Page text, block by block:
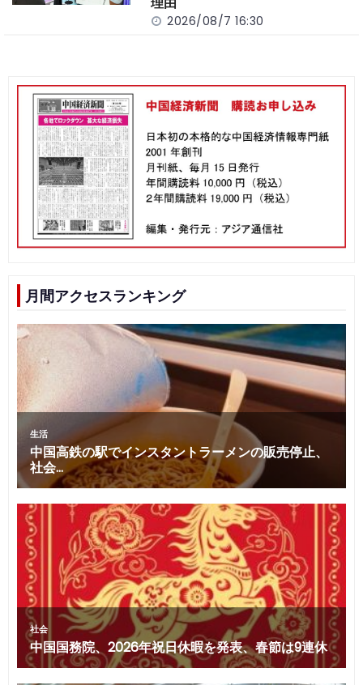
2026/08/7 16:30
月間アクセスランキング